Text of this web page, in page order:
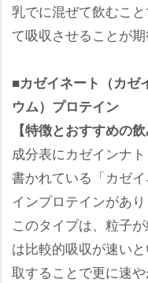
乳でに混ぜて飲むこ
て吸収させることが期
■カゼイネート（カゼ
ウム）プロテイン
【特徴とおすすめの飲
成分表にカゼインナ
書かれている「カゼ
インプロテインがあり
このタイプは、粒子
は比較的吸収が速い
取することで更に速